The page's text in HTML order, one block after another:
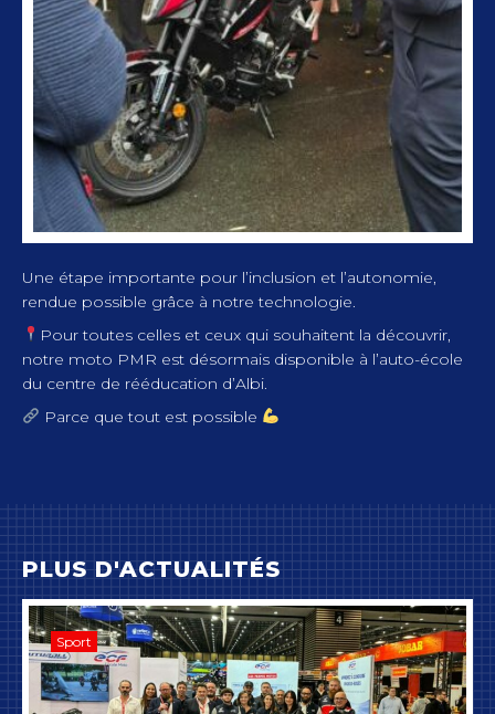
Une étape importante pour l’inclusion et l’autonomie,
rendue possible grâce à notre technologie.
Pour toutes celles et ceux qui souhaitent la découvrir,
notre moto PMR est désormais disponible à l’auto-école
du centre de rééducation d’Albi.
Parce que tout est possible
PLUS D'ACTUALITÉS
Sport